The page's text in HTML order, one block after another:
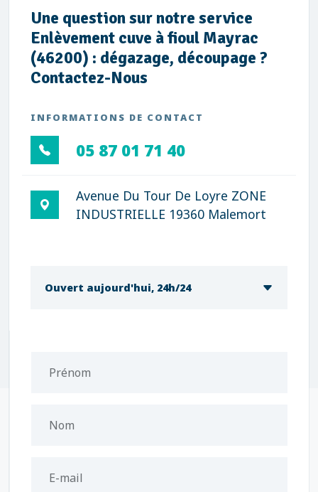
Une question sur notre service
Enlèvement cuve à fioul Mayrac
(46200) : dégazage, découpage ?
Contactez-Nous
INFORMATIONS DE CONTACT
05 87 01 71 40
Avenue Du Tour De Loyre ZONE
INDUSTRIELLE 19360 Malemort
Ouvert aujourd'hui, 24h/24
Prénom
Nom
E-mail